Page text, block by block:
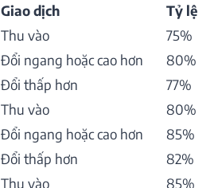
Giao dịch Tỷ lệ
Thu vào
75%
Đổi ngang hoặc cao hơn
80%
Đổi thấp hơn
77%
Thu vào
80%
Đổi ngang hoặc cao hơn
85%
Đổi thấp hơn
82%
Thu vào
85%